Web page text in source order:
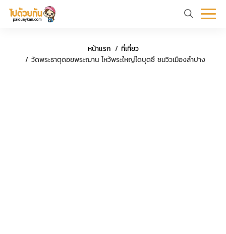
แรกท่อง เที่ยวอย่าง
หน้าแรก
ที่เที่ยว
วัดพระธาตุดอยพระฌาน ไหว้พระใหญ่ไดบุตซึ ชมวิวเมืองลำปาง